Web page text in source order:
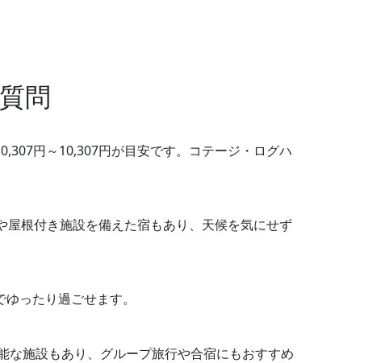
問
円～10,307円が目安です。コテージ・ログハ
根付き施設を備えた宿もあり、天候を気にせず
ったり過ごせます。
施設もあり、グループ旅行や合宿にもおすすめ